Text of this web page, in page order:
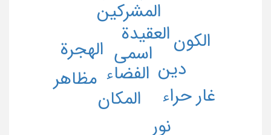
اسمی
العقیدة
الفضاء
المشرکین
المکان
الهجرة
الکون
دین
غار حراء
مظاهر
نور